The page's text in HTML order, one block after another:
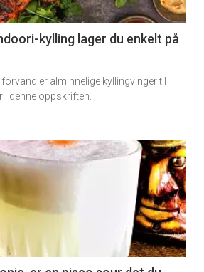
kylling lager du enkelt på
alminnelige kyllingvinger til
denne oppskriften.